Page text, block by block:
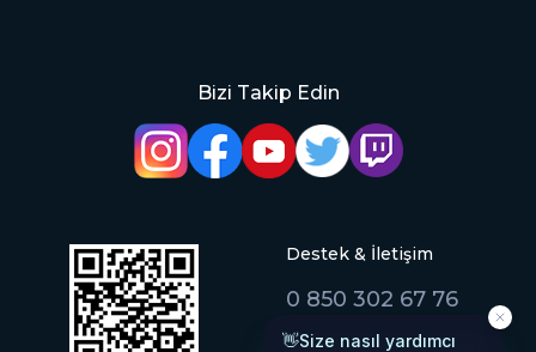
Bizi Takip Edin
Destek & İletişim
0 850 302 67 76